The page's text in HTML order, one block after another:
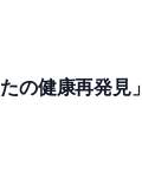
の健康再発見」